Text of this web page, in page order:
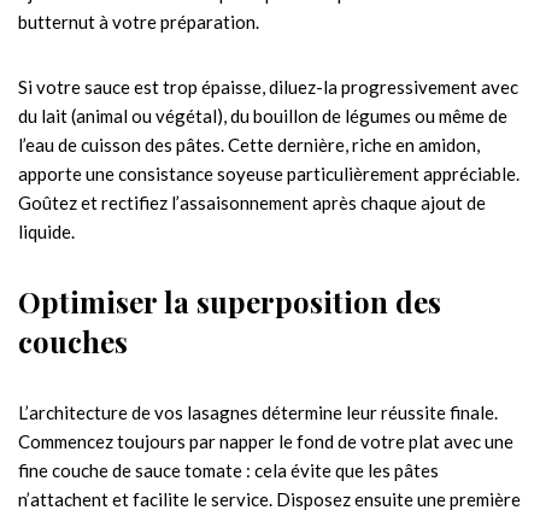
butternut à votre préparation.
Si votre sauce est trop épaisse, diluez-la progressivement avec
du lait (animal ou végétal), du bouillon de légumes ou même de
l’eau de cuisson des pâtes. Cette dernière, riche en amidon,
apporte une consistance soyeuse particulièrement appréciable.
Goûtez et rectifiez l’assaisonnement après chaque ajout de
liquide.
Optimiser la superposition des
couches
L’architecture de vos lasagnes détermine leur réussite finale.
Commencez toujours par napper le fond de votre plat avec une
fine couche de sauce tomate : cela évite que les pâtes
n’attachent et facilite le service. Disposez ensuite une première